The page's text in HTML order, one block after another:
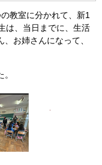
教室に分かれて、新1
は、当日までに、生活
お姉さんになって、